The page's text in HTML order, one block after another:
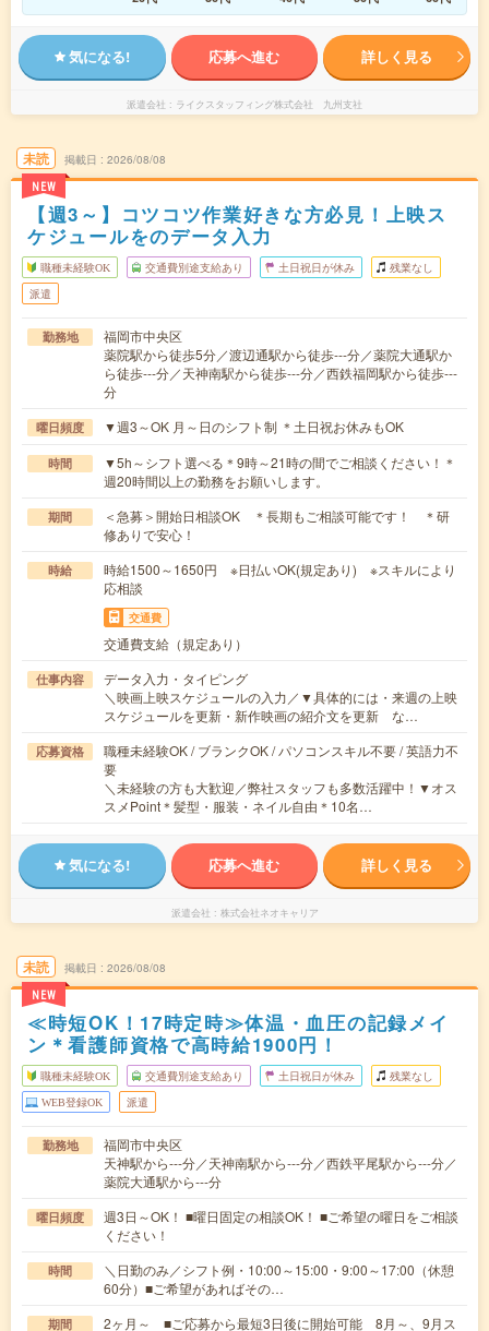
気になる! 応募へ進む 詳しく見る
派遣会社 ライクスタッフィング株式会社 九州支社
未読
NEW
掲載日 2026/08/08
【週3～】コツコツ作業好きな方必見！上映ス
ケジュールをのデータ入力
職種未経験OK 交通費別途支給あり 土日祝日が休み 残業なし
派遣
勤務地
福岡市中央区
薬院駅から徒歩5分／渡辺通駅から徒歩---分／薬院大通駅か
ら徒歩---分／天神南駅から徒歩---分／西鉄福岡駅から徒歩---
分
曜日頻度 ▼週3～OK 月～日のシフト制 ＊土日祝お休みもOK
時間
▼5h～シフト選べる＊9時～21時の間でご相談ください！＊
週20時間以上の勤務をお願いします。
期間
＜急募＞開始日相談OK ＊長期もご相談可能です！ ＊研
修ありで安心！
時給
時給1500～1650円 ※日払いOK(規定あり) ※スキルにより
応相談
交通費
交通費支給（規定あり）
仕事内容
データ入力・タイピング
＼映画上映スケジュールの入力／▼具体的には・来週の上映
スケジュールを更新・新作映画の紹介文を更新 な…
応募資格
職種未経験OK / ブランクOK / パソコンスキル不要 / 英語力不
要
＼未経験の方も大歓迎／弊社スタッフも多数活躍中！▼オス
スメPoint＊髪型・服装・ネイル自由＊10名…
気になる! 応募へ進む 詳しく見る
派遣会社 株式会社ネオキャリア
未読
NEW
掲載日 2026/08/08
≪時短OK！17時定時≫体温・血圧の記録メイ
ン＊看護師資格で高時給1900円！
職種未経験OK 交通費別途支給あり 土日祝日が休み 残業なし
WEB登録OK 派遣
勤務地
福岡市中央区
天神駅から---分／天神南駅から---分／西鉄平尾駅から---分／
薬院大通駅から---分
曜日頻度
週3日～OK！ ■曜日固定の相談OK！ ■ご希望の曜日をご相談
ください！
時間
＼日勤のみ／シフト例・10:00～15:00・9:00～17:00（休憩
60分）■ご希望があればその…
期間
2ヶ月～ ■ご応募から最短3日後に開始可能 8月～、9月ス